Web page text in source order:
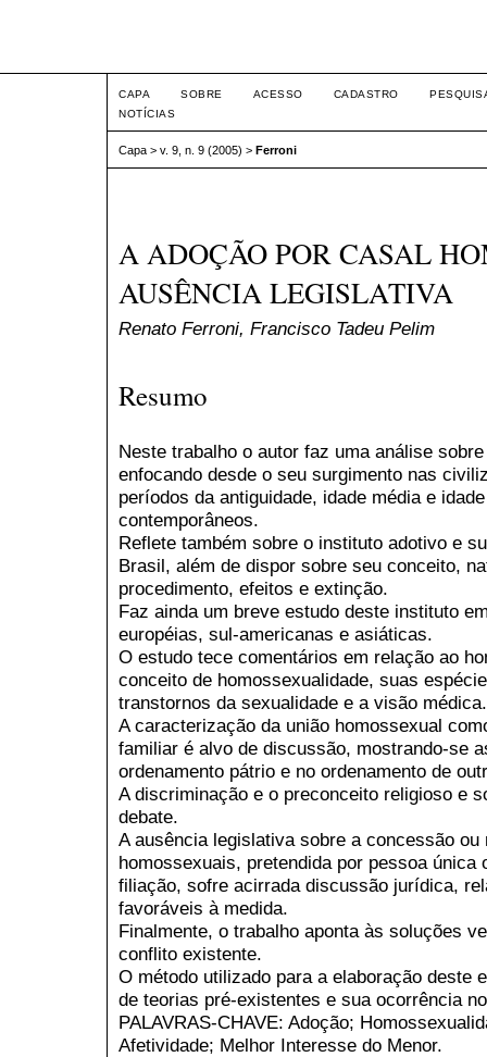
CAPA SOBRE ACESSO CADASTRO
NOTÍCIAS
Capa > v. 9, n. 9 (2005) > Ferroni
A ADOÇÃO POR CASAL
AUSÊNCIA LEGISLATIVA
Renato Ferroni, Francisco Tadeu Pelim
Resumo
Neste trabalho o autor faz uma análise
enfocando desde o seu surgimento nas
períodos da antiguidade, idade média e
contemporâneos.
Reflete também sobre o instituto adotivo e
Brasil, além de dispor sobre seu conceito,
procedimento, efeitos e extinção.
Faz ainda um breve estudo deste instituto
européias, sul-americanas e asiáticas.
O estudo tece comentários em relação ao
conceito de homossexualidade, suas
transtornos da sexualidade e a visão médica.
A caracterização da união homossexual
familiar é alvo de discussão, mostrando-se
ordenamento pátrio e no ordenamento de
A discriminação e o preconceito religioso e
debate.
A ausência legislativa sobre a concessão ou
homossexuais, pretendida por pessoa
filiação, sofre acirrada discussão jurídica,
favoráveis à medida.
Finalmente, o trabalho aponta às soluções
conflito existente.
O método utilizado para a elaboração deste
de teorias pré-existentes e sua ocorrência
PALAVRAS-CHAVE: Adoção;
Afetividade; Melhor Interesse do Menor.